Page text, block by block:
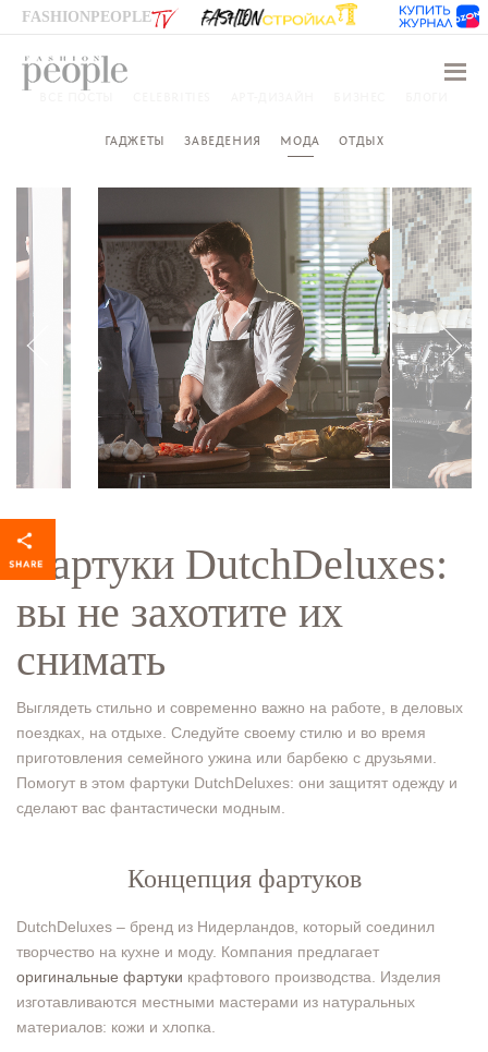
FASHIONPEOPLE
ГАДЖЕТЫ ЗАВЕДЕНИЯ МОДА ОТДЫХ
Фартуки DutchDeluxes:
вы не захотите их
снимать
Выглядеть стильно и современно важно на работе, в деловых
поездках, на отдыхе. Следуйте своему стилю и во время
приготовления семейного ужина или барбекю с друзьями.
Помогут в этом фартуки DutchDeluxes: они защитят одежду и
сделают вас фантастически модным.
Концепция фартуков
DutchDeluxes – бренд из Нидерландов, который соединил
творчество на кухне и моду. Компания предлагает
оригинальные фартуки крафтового производства. Изделия
изготавливаются местными мастерами из натуральных
материалов: кожи и хлопка.